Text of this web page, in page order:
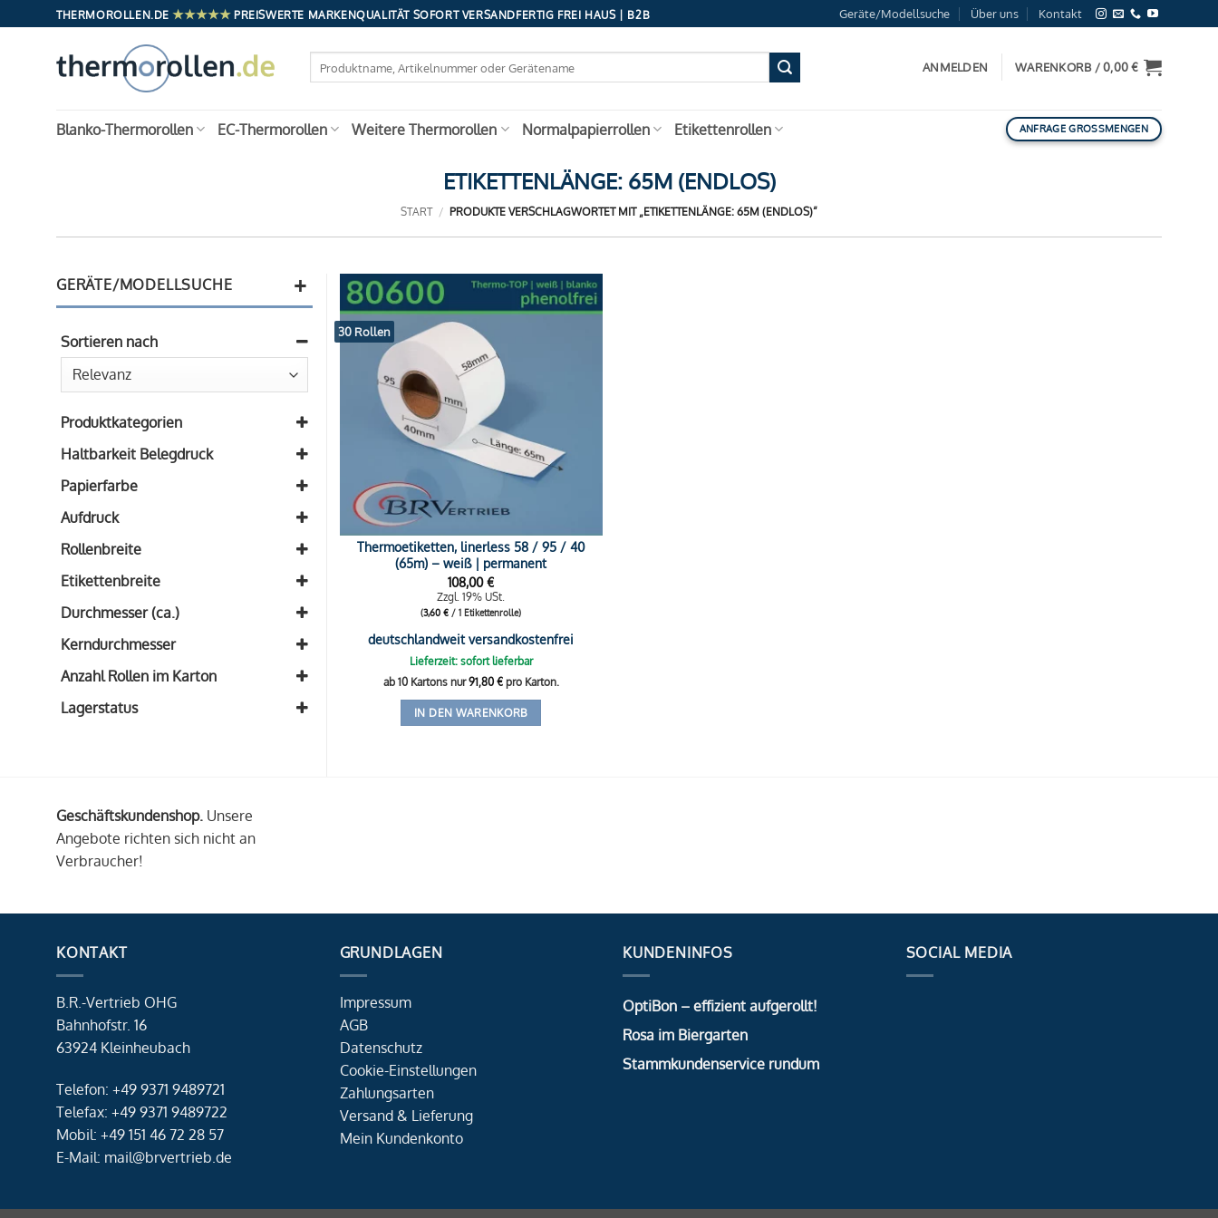
Inhalt
THERMOROLLEN.DE ★★★★★ PREISWERTE MARKENQUALITÄT SOFORT VERSANDFERTIG FREI HAUS | B2B Geräte/Modellsuche Über uns Kontakt
nach:
ANMELDEN WARENKORB /0,00€
Blanko-Thermorollen EC-Thermorollen Weitere Thermorollen Normalpapierrollen Etikettenrollen ANFRAGE GROSSMENGEN
ETIKETTENLÄNGE: 65M (ENDLOS)
START / PRODUKTE VERSCHLAGWORTET MIT „ETIKETTENLÄNGE: 65M (ENDLOS)“
GERÄTE/MODELLSUCHE +
Sortieren nach
Sort Products
Produktkategorien
Etikettenrollen (1)
Haltbarkeit Belegdruck
mindestens 10 Jahre (longlife)
Papierfarbe
Weiß
Aufdruck
blanko (1)
Rollenbreite
Breite: 58mm
Etikettenbreite
Etikettenbreite: 58mm
Durchmesser (ca.)
Durchmesser: 95mm
Kerndurchmesser
Kern: 40mm (1)
Anzahl Rollen im Karton
30 Rollen
Lagerstatus
30 Rollen
Thermoetiketten, linerless 58 / 95 / 40
(65m) – weiß | permanent
108,00€
Zzgl. 19% USt.
(3,60€ / 1 Etikettenrolle)
deutschlandweit versandkostenfrei
Lieferzeit: sofort lieferbar
ab 10 Kartons nur91,80 €pro Karton.
IN DEN WARENKORB
Geschäftskundenshop. Unsere
Angebote richten sich nicht an
Verbraucher!
KONTAKT
B.R.-Vertrieb OHG
Bahnhofstr. 16
63924 Kleinheubach
Telefon: +49 9371 9489721
Telefax: +49 9371 9489722
Mobil: +49 151 46 72 28 57
E-Mail: mail@brvertrieb.de
GRUNDLAGEN
Impressum
AGB
Datenschutz
Cookie-Einstellungen
Zahlungsarten
Versand & Lieferung
Mein Kundenkonto
KUNDENINFOS
OptiBon – effizient aufgerollt!
Rosa im Biergarten
Stammkundenservice rundum
SOCIAL MEDIA